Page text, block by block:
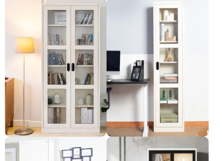
ตู้สูงMAXBOOK 2 บานเปิด
กระจก
ตู้สูงMAXBOOK บานเปิดกระจก